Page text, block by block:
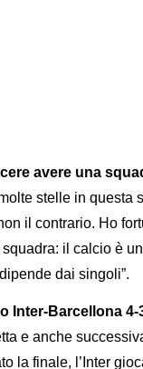
avere una
stelle in
il contrario. Ho
il calcio è
dai singoli”.
Inter-Barcellona 4-
e anche
la finale, l’Inter